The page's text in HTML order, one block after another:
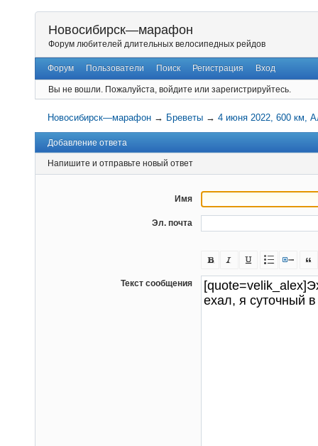
Новосибирск—марафон
Форум любителей длительных велосипедных рейдов
Форум Пользователи Поиск Регистрация Вход
Вы не вошли. Пожалуйста, войдите или зарегистрируйтесь.
Новосибирск—марафон → Бреветы →4 июня 2022, 600 км,
Добавление ответа
Напишите и отправьте новый ответ
Имя
Эл. почта
Текст сообщения